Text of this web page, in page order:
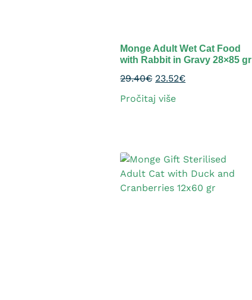
Monge Adult Wet Cat Food
with Rabbit in Gravy 28×85 gr
29.40€ 23.52€
Pročitaj više